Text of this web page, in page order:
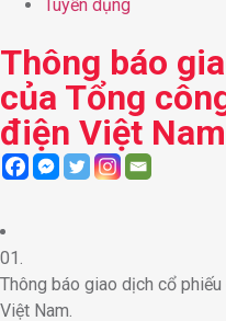
Tuyển dụng
Thông báo
của Tổng
điện Việt
01.
Thông báo giao dịch cổ
Việt Nam.